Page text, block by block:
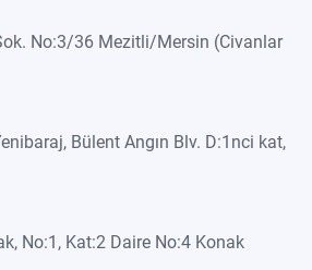
No:3/36 Mezitli/Mersin (Civanlar
Bülent Angın Blv. D:1nci kat,
No:1, Kat:2 Daire No:4 Konak